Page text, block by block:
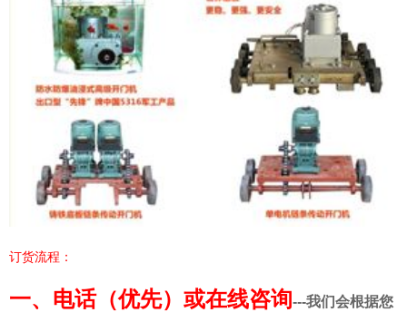
订货流程：
一、 电话（优先）或在线咨询---我们会根据您